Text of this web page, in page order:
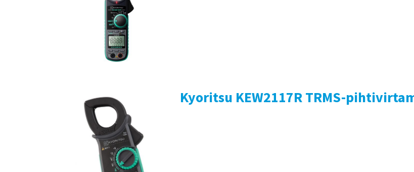
Kyoritsu KEW2117R TRMS-